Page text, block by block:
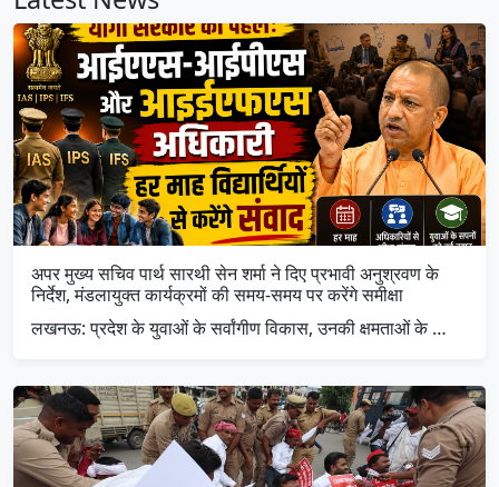
अपर मुख्य सचिव पार्थ सारथी सेन शर्मा ने दिए प्रभावी अनुश्रवण के
निर्देश, मंडलायुक्त कार्यक्रमों की समय-समय पर करेंगे समीक्षा
लखनऊ: प्रदेश के युवाओं के सर्वांगीण विकास, उनकी क्षमताओं के …